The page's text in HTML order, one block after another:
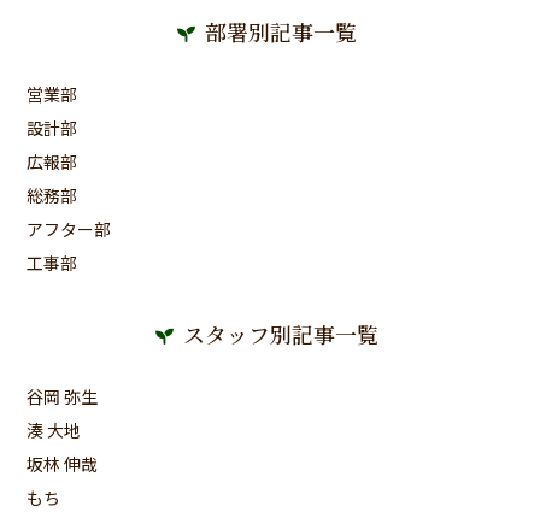
部署別記事一覧
営業部
設計部
広報部
総務部
アフター部
工事部
スタッフ別記事一覧
谷岡 弥生
湊 大地
坂林 伸哉
もち